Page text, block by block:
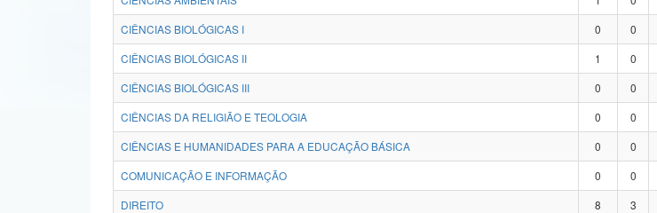
CIÊNCIAS BIOLÓGICAS I
0 0
CIÊNCIAS BIOLÓGICAS II
1 0
CIÊNCIAS BIOLÓGICAS III
0 0
CIÊNCIAS DA RELIGIÃO E TEOLOGIA
0 0
CIÊNCIAS E HUMANIDADES PARA A EDUCAÇÃO BÁSICA
0 0
COMUNICAÇÃO E INFORMAÇÃO
0 0
DIREITO
8 3